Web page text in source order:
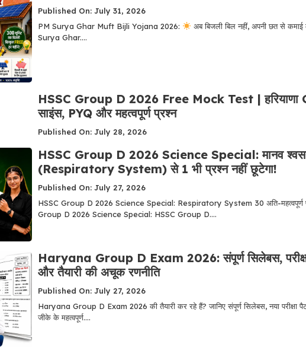
Published On: July 31, 2026
PM Surya Ghar Muft Bijli Yojana 2026:
अब बिजली बिल नहीं, अपनी छत से
Surya Ghar....
HSSC Group D 2026 Free Mock Test | हरियाणा
साइंस, PYQ और महत्वपूर्ण प्रश्न
Published On: July 28, 2026
HSSC Group D 2026 Science Special: मानव
(Respiratory System) से 1 भी प्रश्न नहीं छूटेगा!
Published On: July 27, 2026
HSSC Group D 2026 Science Special: Respiratory System 30 अति-महत्वपूर्ण
Group D 2026 Science Special: HSSC Group D....
Haryana Group D Exam 2026: संपूर्ण सिलेबस,
और तैयारी की अचूक रणनीति
Published On: July 27, 2026
Haryana Group D Exam 2026 की तैयारी कर रहे हैं? जानिए संपूर्ण सिलेबस, नया परीक्षा
जीके के महत्वपूर्ण....